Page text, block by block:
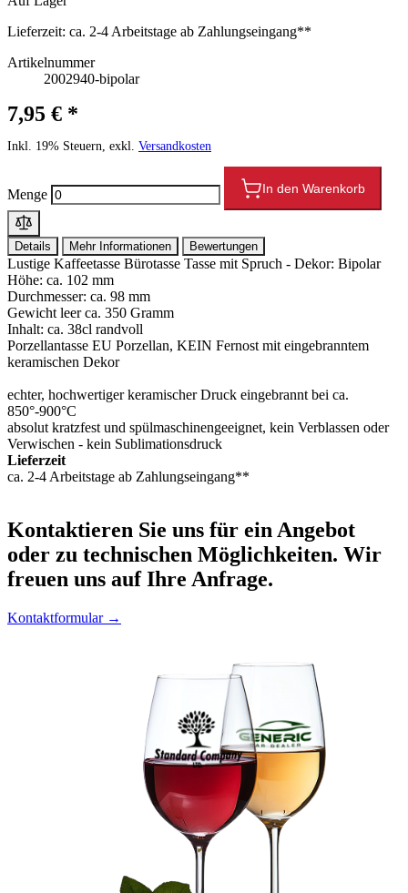
Lieferzeit: ca. 2-4 Arbeitstage ab Zahlungseingang**
Artikelnummer
2002940-bipolar
7,95 € *
Inkl. 19% Steuern, exkl. Versandkosten
Menge In den Warenkorb
Details Mehr Informationen Bewertungen
Lustige Kaffeetasse Bürotasse Tasse mit Spruch - Dekor: Bipolar
Höhe: ca. 102 mm
Durchmesser: ca. 98 mm
Gewicht leer ca. 350 Gramm
Inhalt: ca. 38cl randvoll
Porzellantasse EU Porzellan, KEIN Fernost mit eingebranntem
keramischen Dekor
echter, hochwertiger keramischer Druck eingebrannt bei ca.
850°-900°C
absolut kratzfest und spülmaschinengeeignet, kein Verblassen oder
Verwischen - kein Sublimationsdruck
Lieferzeit
ca. 2-4 Arbeitstage ab Zahlungseingang**
Kontaktieren Sie uns für ein Angebot
oder zu technischen Möglichkeiten. Wir
freuen uns auf Ihre Anfrage.
Kontaktformular →